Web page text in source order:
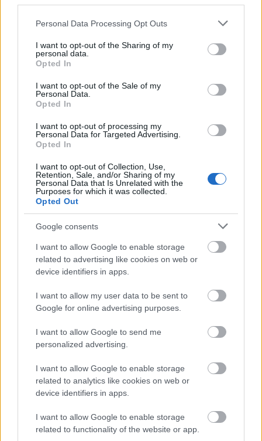
Please note that this website/app uses one or more Google
not limited to your visit or usage behaviour. You may click to
grant or deny consent to Google and its third-party tags to
use your data for below specified purposes in below Google
consent section.
Personal Data Processing Opt Outs
I want to opt-out of the Sharing of my
personal data.
Opted In
I want to opt-out of the Sale of my
Personal Data.
Opted In
I want to opt-out of processing my
Personal Data for Targeted Advertising.
Opted In
I want to opt-out of Collection, Use,
Retention, Sale, and/or Sharing of my
Personal Data that Is Unrelated with the
Purposes for which it was collected.
Opted Out
Google consents
I want to allow Google to enable storage
related to advertising like cookies on web or
device identifiers in apps.
I want to allow my user data to be sent to
Google for online advertising purposes.
I want to allow Google to send me
personalized advertising.
I want to allow Google to enable storage
related to analytics like cookies on web or
device identifiers in apps.
I want to allow Google to enable storage
related to functionality of the website or app.
Szomorú,
de igaz: 2050-re az óceánokban
több műanyag lehet, mint hal
DIVAT
árat fizet a fast fashion termékekért
az Atacama